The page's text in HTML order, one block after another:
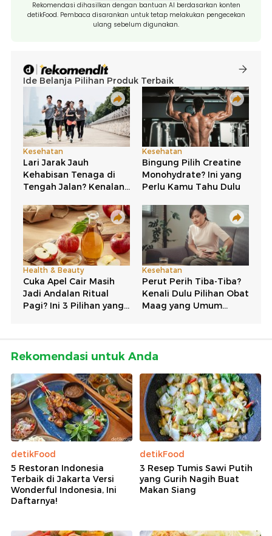
Rekomendasi dihasilkan dengan bantuan AI berdasarkan konten
detikFood. Pembaca disarankan untuk tetap melakukan pengecekan
ulang sebelum digunakan.
Rekomendasi untuk Anda
detikFood
5 Restoran Indonesia
Terbaik di Jakarta Versi
Wonderful Indonesia, Ini
Daftarnya!
detikFood
3 Resep Tumis Sawi Putih
yang Gurih Nagih Buat
Makan Siang